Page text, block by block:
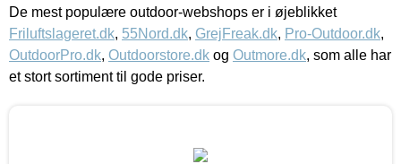
De mest populære outdoor-webshops er i øjeblikket
Friluftslageret.dk, 55Nord.dk, GrejFreak.dk, Pro-Outdoor.dk,
OutdoorPro.dk, Outdoorstore.dk og Outmore.dk, som alle har
et stort sortiment til gode priser.